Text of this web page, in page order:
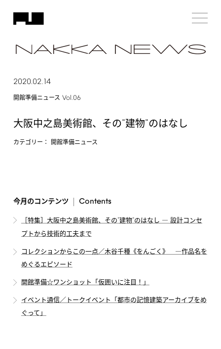
2020.02.14
開館準備ニュース Vol.06
大阪中之島美術館、その"建物"のはなし
カテゴリー： 開館準備ニュース
今月のコンテンツ Contents
［特集］大阪中之島美術館、その"建物"のはなし ― 設計コンセ
プトから技術的工夫まで
コレクションからこの一点／木谷千種《をんごく》 ―作品名を
めぐるエピソード
開館準備☆ワンショット「仮囲いに注目！」
イベント通信／トークイベント「都市の記憶建築アーカイブをめ
ぐって」